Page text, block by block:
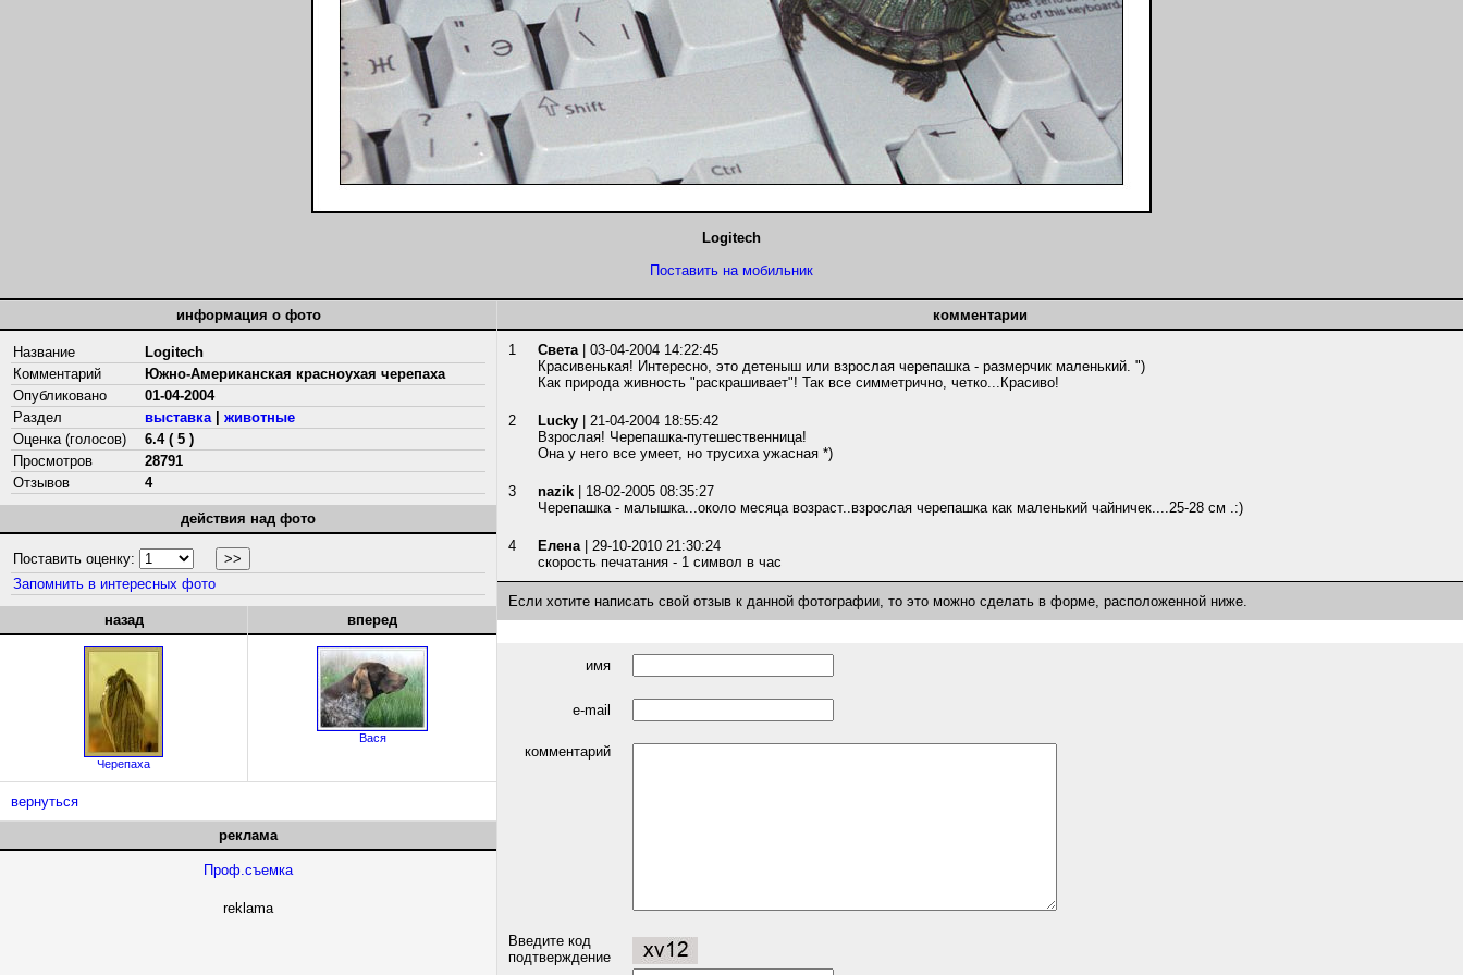
Logitech
Поставить на мобильник
информация о фото
Название
Logitech
Комментарий
Южно-Американская красноухая черепаха
Опубликовано
01-04-2004
Раздел
выставка| животные
Оценка (голосов)
6.4 ( 5 )
Просмотров
28791
Отзывов
4
действия над фото
Поставить оценку:
Запомнить в интересных фото
назад
Черепаха
вперед
Вася
вернуться
реклама
Проф.съемка
reklama
комментарии
1 Света| 03-04-2004 14:22:45
Красивенькая! Интересно, это детеныш или взрослая черепашка - размерчик маленький. ")
Как природа живность "раскрашивает"! Так все симметрично, четко...Красиво!
2 Lucky | 21-04-2004 18:55:42
Взрослая! Черепашка-путешественница!
Она у него все умеет, но трусиха ужасная *)
3 nazik | 18-02-2005 08:35:27
Черепашка - малышка...около месяца возраст..взрослая черепашка как маленький чайничек....25-28 см .:)
4 Елена| 29-10-2010 21:30:24
скорость печатания - 1 символ в час
Если хотите написать свой отзыв к данной фотографии, то это можно сделать в форме, расположенной ниже.
имя
e-mail
комментарий
Введите код
подтверждение